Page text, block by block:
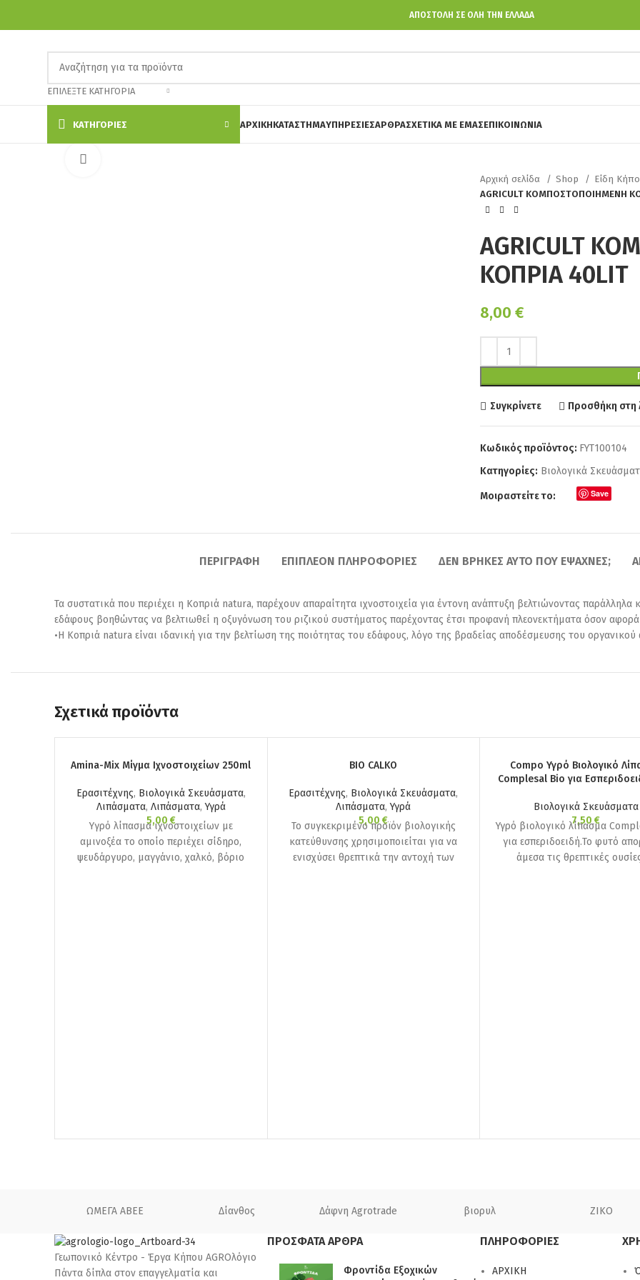
ΑΠΟΣΤΟΛΗ ΣΕ ΟΛΗ ΤΗΝ ΕΛΛΑΔΑ
ΕΠΙΛΈΞΤΕ ΚΑΤΗΓΟΡΊΑ
ΚΑΤΗΓΟΡΊΕΣ ΑΡΧΙΚΗΚΑΤΑΣΤΗΜΑΥΠΗΡΕΣΙΕΣΑΡΘΡΑΣΧΕΤΙΚΑ ΜΕ ΕΜΑΣΕΠΙΚΟΙΝΩΝΙΑ
Αρχική σελίδα Shop Είδη
AGRICULT ΚΟΜΠΟΣΤΟΠΟΙΗΜΕΝΗ
AGRICULT
ΚΟΠΡΙΑ 40LIT
8,00 €
Συγκρίνετε Προσθήκη στη
Κωδικός προϊόντος: FYT100104
Κατηγορίες: Βιολογικά
Μοιραστείτε το: Save
ΠΕΡΙΓΡΑΦΉ ΕΠΙΠΛΈΟΝ ΠΛΗΡΟΦΟΡΊΕΣ ΔΕΝ ΒΡΉΚΕΣ ΑΥΤΌ ΠΟΥ ΈΨΑΧΝΕΣ;
Τα συστατικά που περιέχει η Κοπριά natura, παρέχουν απαραίτητα ιχνοστοιχεία για έντονη ανάπτυξη βελτιώνοντας
εδάφους βοηθώντας να βελτιωθεί η οξυγόνωση του ριζικού συστήματος παρέχοντας έτσι προφανή πλεονεκτήματα όσον
•Η Κοπριά natura είναι ιδανική για την βελτίωση της ποιότητας του εδάφους, λόγο της βραδείας αποδέσμευσης του οργανικού
Σχετικά προϊόντα
Amina-Mix Μίγμα Ιχνοστοιχείων 250ml
Ερασιτέχνης, Βιολογικά Σκευάσματα,
Λιπάσματα, Λιπάσματα,Υγρά
5,00 €
Yγρό λίπασμα ιχνοστοιχείων με
αμινοξέα το οποίο περιέχει σίδηρο,
ψευδάργυρο, μαγγάνιο, χαλκό, βόριο
BIO CALKO
Ερασιτέχνης, Βιολογικά Σκευάσματα,
Λιπάσματα,Υγρά
5,00€
Το συγκεκριμένο προϊόν βιολογικής
κατεύθυνσης χρησιμοποιείται για να
ενισχύσει θρεπτικά την αντοχή των
Compo Υγρό Βιολογικό
Complesal Bio για
Βιολογικά Σκευάσματα
7,50€
Υγρό βιολογικό λίπασμα
για εσπεριδοειδή.Το φυτό
άμεσα τις θρεπτικές
ΩΜΕΓΑ ΑΒΕΕ Δίανθος Δάφνη Agrotrade βιορυλ ZIKO
Γεωπονικό Κέντρο - Έργα Κήπου AGROλόγιο
Πάντα δίπλα στον επαγγελματία και
ΠΡΟΣΦΑΤΑ ΑΡΘΡΑ
Φροντίδα Εξοχικών
ΠΛΗΡΟΦΟΡΙΕΣ
ΑΡΧΙΚΗ